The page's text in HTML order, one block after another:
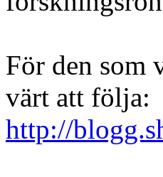
För den som
värt att följa:
http://